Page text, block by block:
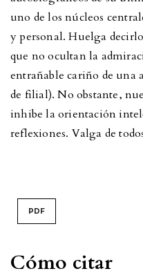
Cómo citar
uno de los núcleos
y personal. Huelga
que no ocultan la
entrañable cariño de una
de filial). No obstante,
inhibe la orientación
reflexiones. Valga de
PDF